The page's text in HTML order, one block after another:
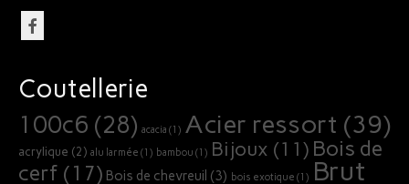
Coutellerie
100c6 (28) acacia (1) Acier ressort (39)
acrylique (2) alu larmée (1) bambou (1) Bijoux (11) Bois de
cerf (17) Bois de chevreuil (3) bois exotique (1) Brut